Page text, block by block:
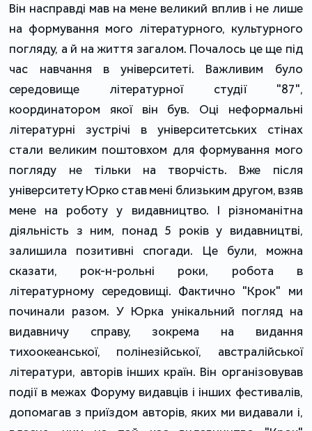
Він насправді мав на мене великий вплив і не лише
на формування мого літературного, культурного
погляду, а й на життя загалом. Почалось це ще під
час навчання в університеті. Важливим було
середовище літературної студії "87",
координатором якої він був. Оці неформальні
літературні зустрічі в університетських стінах
стали великим поштовхом для формування мого
погляду не тільки на творчість. Вже після
університету Юрко став мені близьким другом, взяв
мене на роботу у видавництво. І різноманітна
діяльність з ним, понад 5 років у видавництві,
залишила позитивні спогади. Це були, можна
сказати, рок-н-рольні роки, робота в
літературному середовищі. Фактично "Крок" ми
починали разом. У Юрка унікальний погляд на
видавничу справу, зокрема на видання
тихоокеанської, полінезійської, австралійської
літератури, авторів інших країн. Він організовував
події в межах Форуму видавців і інших фестивалів,
допомагав з приїздом авторів, яких ми видавали і,